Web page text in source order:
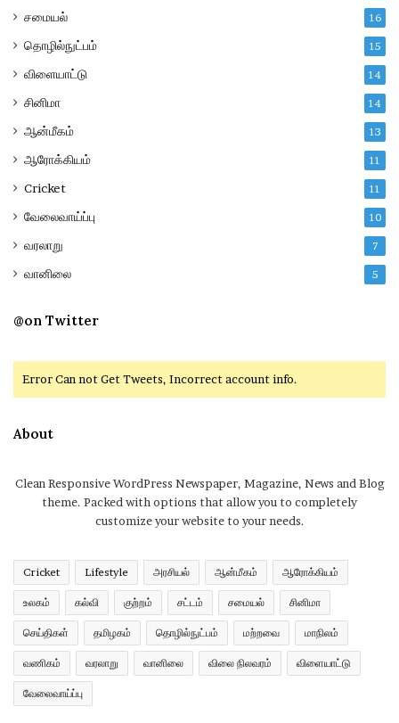
சமையல் 16
தொழில்நுட்பம் 15
விளையாட்டு 14
சினிமா 14
ஆன்மீகம் 13
ஆரோக்கியம் 11
Cricket 11
வேலைவாய்ப்பு 10
வரலாறு 7
வானிலை 5
@on Twitter
Error Can not Get Tweets, Incorrect account info.
About
Clean Responsive WordPress Newspaper, Magazine, News and Blog
theme. Packed with options that allow you to completely
customize your website to your needs.
Cricket Lifestyle அரசியல் ஆன்மீகம் ஆரோக்கியம்
உலகம் கல்வி குற்றம் சட்டம் சமையல் சினிமா
செய்திகள் தமிழகம் தொழில்நுட்பம் மற்றவை மாநிலம்
வணிகம் வரலாறு வானிலை விலை நிலவரம் விளையாட்டு
வேலைவாய்ப்பு